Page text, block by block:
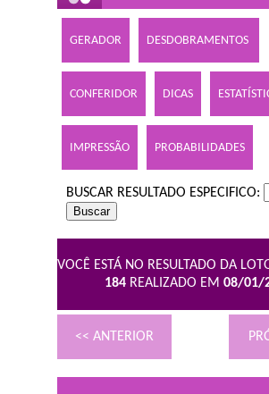
GERADOR DESDOBRAMENTOS
CONFERIDOR DICAS
IMPRESSÃO PROBABILIDADES
BUSCAR RESULTADO ESPECIFICO:
VOCÊ ESTÁ NO RESULTADO DA
184 REALIZADO EM 08/01/
<< ANTERIOR